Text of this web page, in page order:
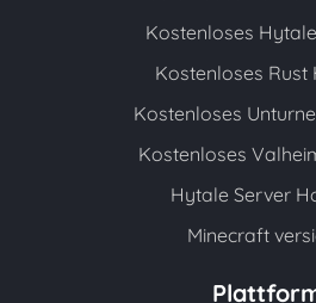
Kostenloses
Kostenloses Rust
Kostenloses
Kostenloses
Hytale Server
Minecraft